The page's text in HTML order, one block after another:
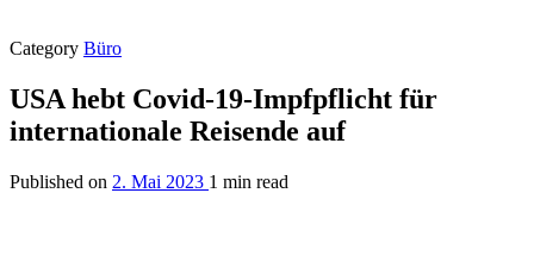
Category Büro
USA hebt Covid-19-Impfpflicht für
internationale Reisende auf
Published on 2. Mai 2023 1 min read